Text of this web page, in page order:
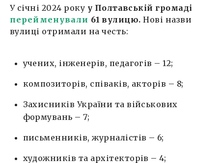
У січні 2024 року у Полтавській громаді
перейменували 61 вулицю. Нові назви
вулиці отримали на честь:
учених, інженерів, педагогів – 12;
композиторів, співаків, акторів – 8;
Захисників України та військових
формувань – 7;
письменників, журналістів – 6;
художників та архітекторів – 4;